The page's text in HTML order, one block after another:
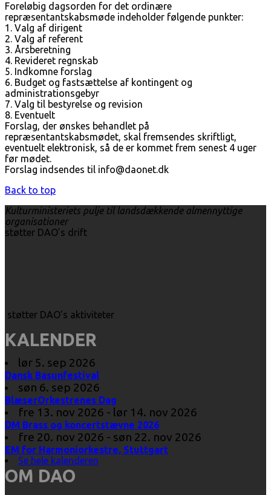
Foreløbig dagsorden for det ordinære
repræsentantskabsmøde indeholder følgende punkter:
1. Valg af dirigent
2. Valg af referent
3. Årsberetning
4. Revideret regnskab
5. Indkomne forslag
6. Budget og fastsættelse af kontingent og
administrationsgebyr
7. Valg til bestyrelse og revision
8. Eventuelt
Forslag, der ønskes behandlet på
repræsentantskabsmødet, skal fremsendes skriftligt,
eventuelt elektronisk, så de er kommet frem senest 4 uger
før mødet.
Forslag indsendes til info@daonet.dk
Back to top
Kulturministeriets pulje til landsdækkende almennyttige
organisationer
støtter DAO’s drift
støtter DAO’s aktiviteter
KALENDER
lør 5. sep 2026
Dansk Basunfestival
søn 6. sep 2026
BlæserOrkestrenes Dag
fre 13. nov 2026 - lør 14. nov 2026
DM Brass og koncertstævne 2026
fre 20. nov 2026 - søn 22. nov 2026
EM for Harmoniorkestre, Stuttgart
Se hele kalenderen
OM DAO